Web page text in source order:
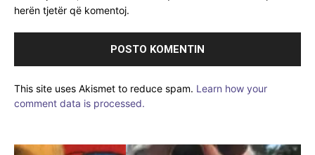
herën tjetër që komentoj.
This site uses Akismet to reduce spam. Learn how your
comment data is processed.